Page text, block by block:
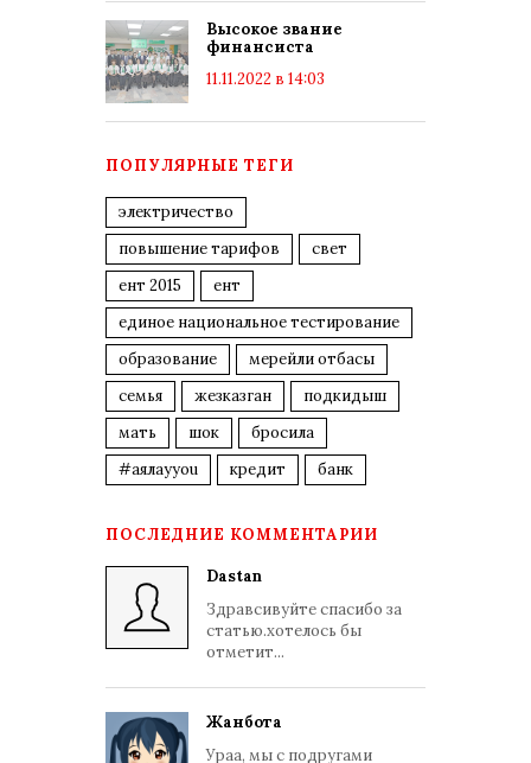
Высокое звание
финансиста
11.11.2022 в 14:03
ПОПУЛЯРНЫЕ ТЕГИ
электричество
повышение тарифов
свет
ент 2015
ент
единое национальное тестирование
образование
мерейли отбасы
семья
жезказган
подкидыш
мать
шок
бросила
#аялауyou
кредит банк
ПОСЛЕДНИЕ КОММЕНТАРИИ
Dastan
Здравсивуйте спасибо за
статью.хотелось бы
отметит...
Жанбота
Ураа, мы с подругами